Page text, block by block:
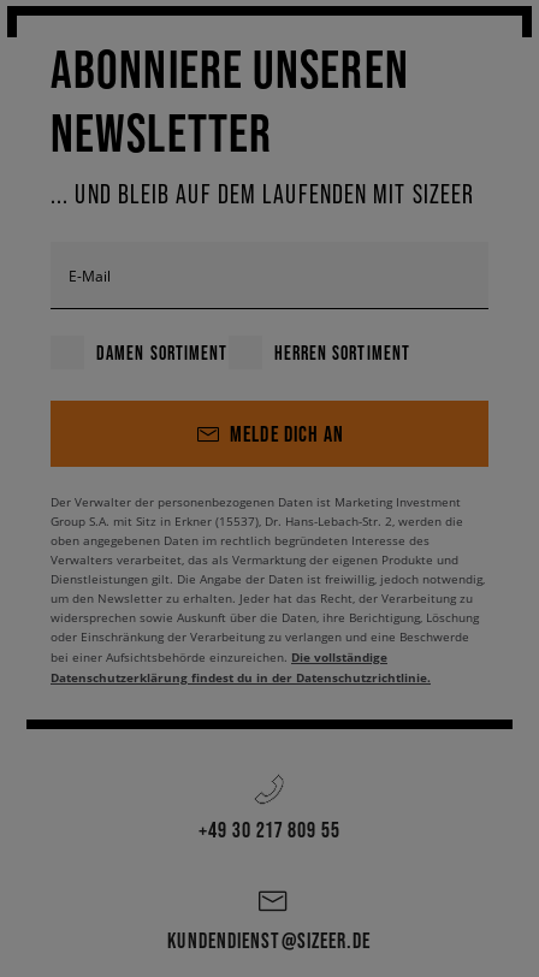
ABONNIERE UNSEREN
NEWSLETTER
... UND BLEIB AUF DEM LAUFENDEN MIT SIZEER
E-Mail
DAMEN SORTIMENT HERREN SORTIMENT
MELDE DICH AN
Der Verwalter der personenbezogenen Daten ist Marketing Investment
Group S.A. mit Sitz in Erkner (15537), Dr. Hans-Lebach-Str. 2, werden die
oben angegebenen Daten im rechtlich begründeten Interesse des
Verwalters verarbeitet, das als Vermarktung der eigenen Produkte und
Dienstleistungen gilt. Die Angabe der Daten ist freiwillig, jedoch notwendig,
um den Newsletter zu erhalten. Jeder hat das Recht, der Verarbeitung zu
widersprechen sowie Auskunft über die Daten, ihre Berichtigung, Löschung
oder Einschränkung der Verarbeitung zu verlangen und eine Beschwerde
bei einer Aufsichtsbehörde einzureichen. Die vollständige
Datenschutzerklärung findest du in der Datenschutzrichtlinie.
+49 30 217 809 55
KUNDENDIENST@SIZEER.DE